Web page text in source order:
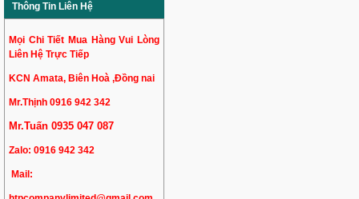
Thông Tin Liên Hệ
Mọi Chi Tiết Mua Hàng Vui Lòng
Liên Hệ Trực Tiếp
KCN Amata, Biên Hoà ,Đồng nai
Mr.Thịnh 0916 942 342
Mr.Tuấn 0935 047 087
Zalo: 0916 942 342
Mail: